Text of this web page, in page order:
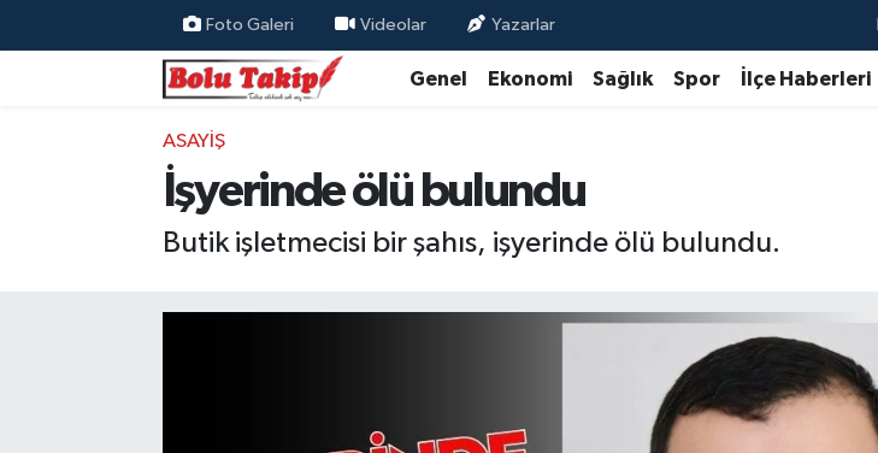
Foto Galeri Videolar Yazarlar
Genel Ekonomi Sağlık Spor İlçe Haberleri
ASAYIŞ
İşyerinde ölü bulundu
Butik işletmecisi bir şahıs, işyerinde ölü bulundu.